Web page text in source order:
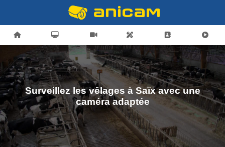
Surveillez les vêlages à Saïx avec une
caméra adaptée